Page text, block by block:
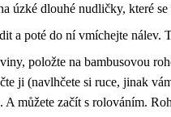
úzké dlouhé nudličky, které
a poté do ní vmíchejte nálev.
položte na bambusovou
ji (navlhčete si ruce, jinak
A můžete začít s rolováním.